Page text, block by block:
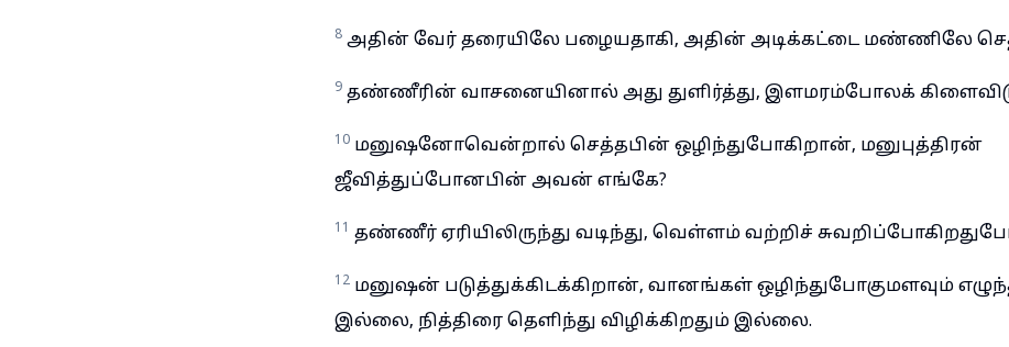
8 அதின் வேர் தரையிலே பழையதாகி, அதின் அடிக்கட்டை மண்ணிலே
9 தண்ணீரின் வாசனையினால் அது துளிர்த்து, இளமரம்போலக்
10 மனுஷனோவென்றால் செத்தபின் ஒழிந்துபோகிறான், மனுபுத்திரன்
ஜீவித்துப்போனபின் அவன் எங்கே?
11 தண்ணீர் ஏரியிலிருந்து வடிந்து, வெள்ளம் வற்றிச்
12 மனுஷன் படுத்துக்கிடக்கிறான், வானங்கள் ஒழிந்துபோகுமளவும்
இல்லை, நித்திரை தெளிந்து விழிக்கிறதும் இல்லை.